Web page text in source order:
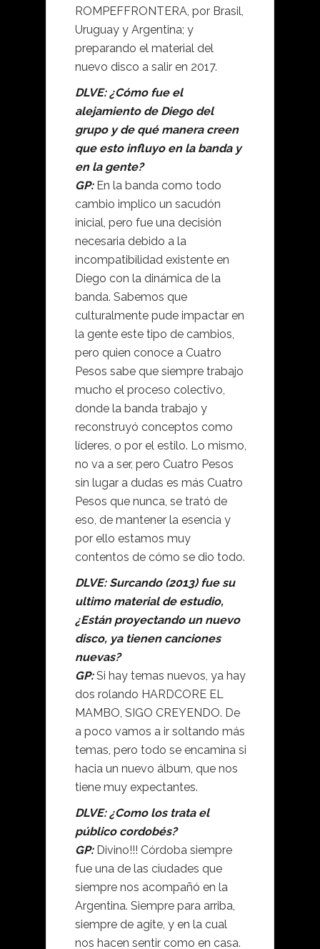
ROMPEFFRONTERA, por Brasil,
Uruguay y Argentina; y
preparando el material del
nuevo disco a salir en 2017.
DLVE: ¿Cómo fue el
alejamiento de Diego del
grupo y de qué manera creen
que esto influyo en la banda y
en la gente?
GP:En la banda como todo
cambio implico un sacudón
inicial, pero fue una decisión
necesaria debido a la
incompatibilidad existente en
Diego con la dinámica de la
banda. Sabemos que
culturalmente pude impactar en
la gente este tipo de cambios,
pero quien conoce a Cuatro
Pesos sabe que siempre trabajo
mucho el proceso colectivo,
donde la banda trabajo y
reconstruyó conceptos como
líderes, o por el estilo. Lo mismo,
no va a ser, pero Cuatro Pesos
sin lugar a dudas es más Cuatro
Pesos que nunca, se trató de
eso, de mantener la esencia y
por ello estamos muy
contentos de cómo se dio todo.
DLVE: Surcando (2013) fue su
ultimo material de estudio,
¿Están proyectando un nuevo
disco, ya tienen canciones
nuevas?
GP: Si hay temas nuevos, ya hay
dos rolando HARDCORE EL
MAMBO, SIGO CREYENDO. De
a poco vamos a ir soltando más
temas, pero todo se encamina si
hacia un nuevo álbum, que nos
tiene muy expectantes.
DLVE: ¿Como los trata el
público cordobés?
GP: Divino!!! Córdoba siempre
fue una de las ciudades que
siempre nos acompañó en la
Argentina. Siempre para arriba,
siempre de agite, y en la cual
nos hacen sentir como en casa.